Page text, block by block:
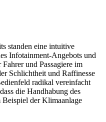
standen eine intuitive
Infotainment-Angebots und
und Passagiere im
Schlichtheit und Raffinesse
radikal vereinfacht
die Handhabung des
der Klimaanlage